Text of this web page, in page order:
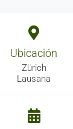
Ubicación
Zürich
Lausana